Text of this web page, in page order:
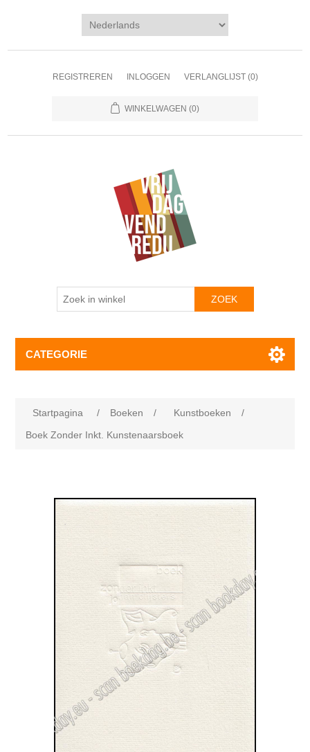
REGISTREREN INLOGGEN VERLANGLIJST (0)
WINKELWAGEN (0)
CATEGORIE
Startpagina / Boeken / Kunstboeken
/
Boek Zonder Inkt. Kunstenaarsboek